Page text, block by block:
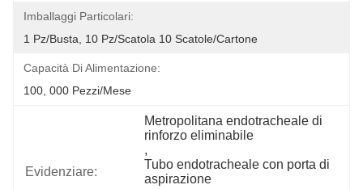
Imballaggi Particolari:
1 Pz/busta, 10 Pz/scatola 10 Scatole/cartone
Capacità Di Alimentazione:
100, 000 Pezzi/mese
Evidenziare:
Metropolitana endotracheale di
rinforzo eliminabile
,
Tubo endotracheale con porta di
aspirazione